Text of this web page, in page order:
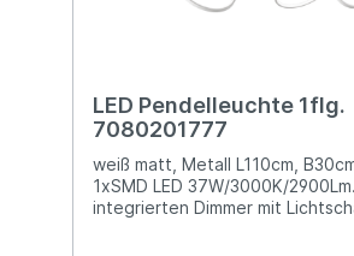
LED Pendelleuchte 1flg.
7080201777
weiß matt, Metall L110cm,
1xSMD LED 37W/3000K/2900Lm.
integrierten Dimmer mit